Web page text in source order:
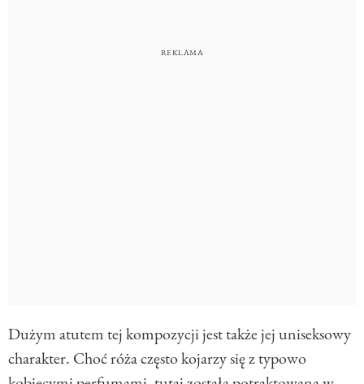
Dużym atutem tej kompozycji jest także jej uniseksowy
charakter. Choć róża często kojarzy się z typowo